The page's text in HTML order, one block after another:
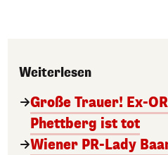
Weiterlesen
Große Trauer! Ex-
Phettberg ist tot
Wiener PR-Lady